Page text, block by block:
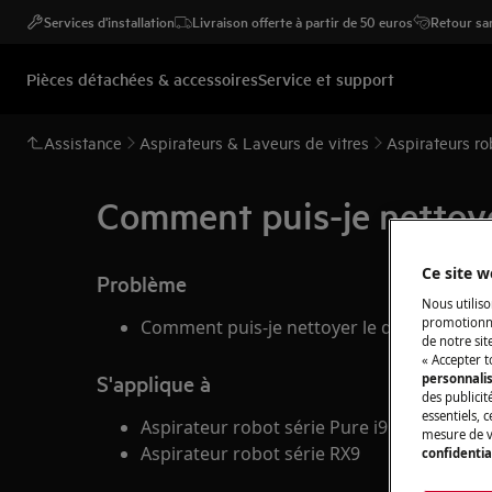
Services d'installation Livraison offerte à partir de 50 euros Retour
Pièces détachées & accessoiresService et support
Assistance Aspirateurs & Laveurs de vitres Aspirateurs
Comment puis-je
Problème
Comment puis-je nettoyer le devant et la
S'applique à
Aspirateur robot série Pure i9
Aspirateur robot série RX9
Ce site
Nous
de notre
« Accepter
des
essentiels,
mesure de